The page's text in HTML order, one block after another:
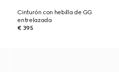
Cinturón con hebilla de GG
entrelazada
€ 395